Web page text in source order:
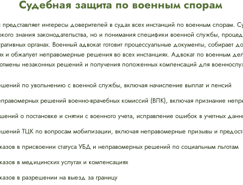
Судебная защита по военным спорам
интересы доверителей в судах всех инстанций по военным
знания законодательства, но и понимания специфики военной службы,
органах. Военный адвокат готовит процессуальные документы, собирает
и обжалует неправомерные решения во всех инстанциях. Адвокат по военным
незаконных решений и получения положенных компенсаций для
по увольнению с военной службы, включая начисление выплат и пенсий
решений военно-врачебных комиссий (ВЛК), включая признание
о постановке и снятии с военного учета, исправление ошибок в учетных
ТЦК по вопросам мобилизации, включая неправомерные призывы и
в присвоении статуса УБД и неправомерных решений по социальным льготам
в медицинских услугах и компенсациях
в разрешении на выезд за границу